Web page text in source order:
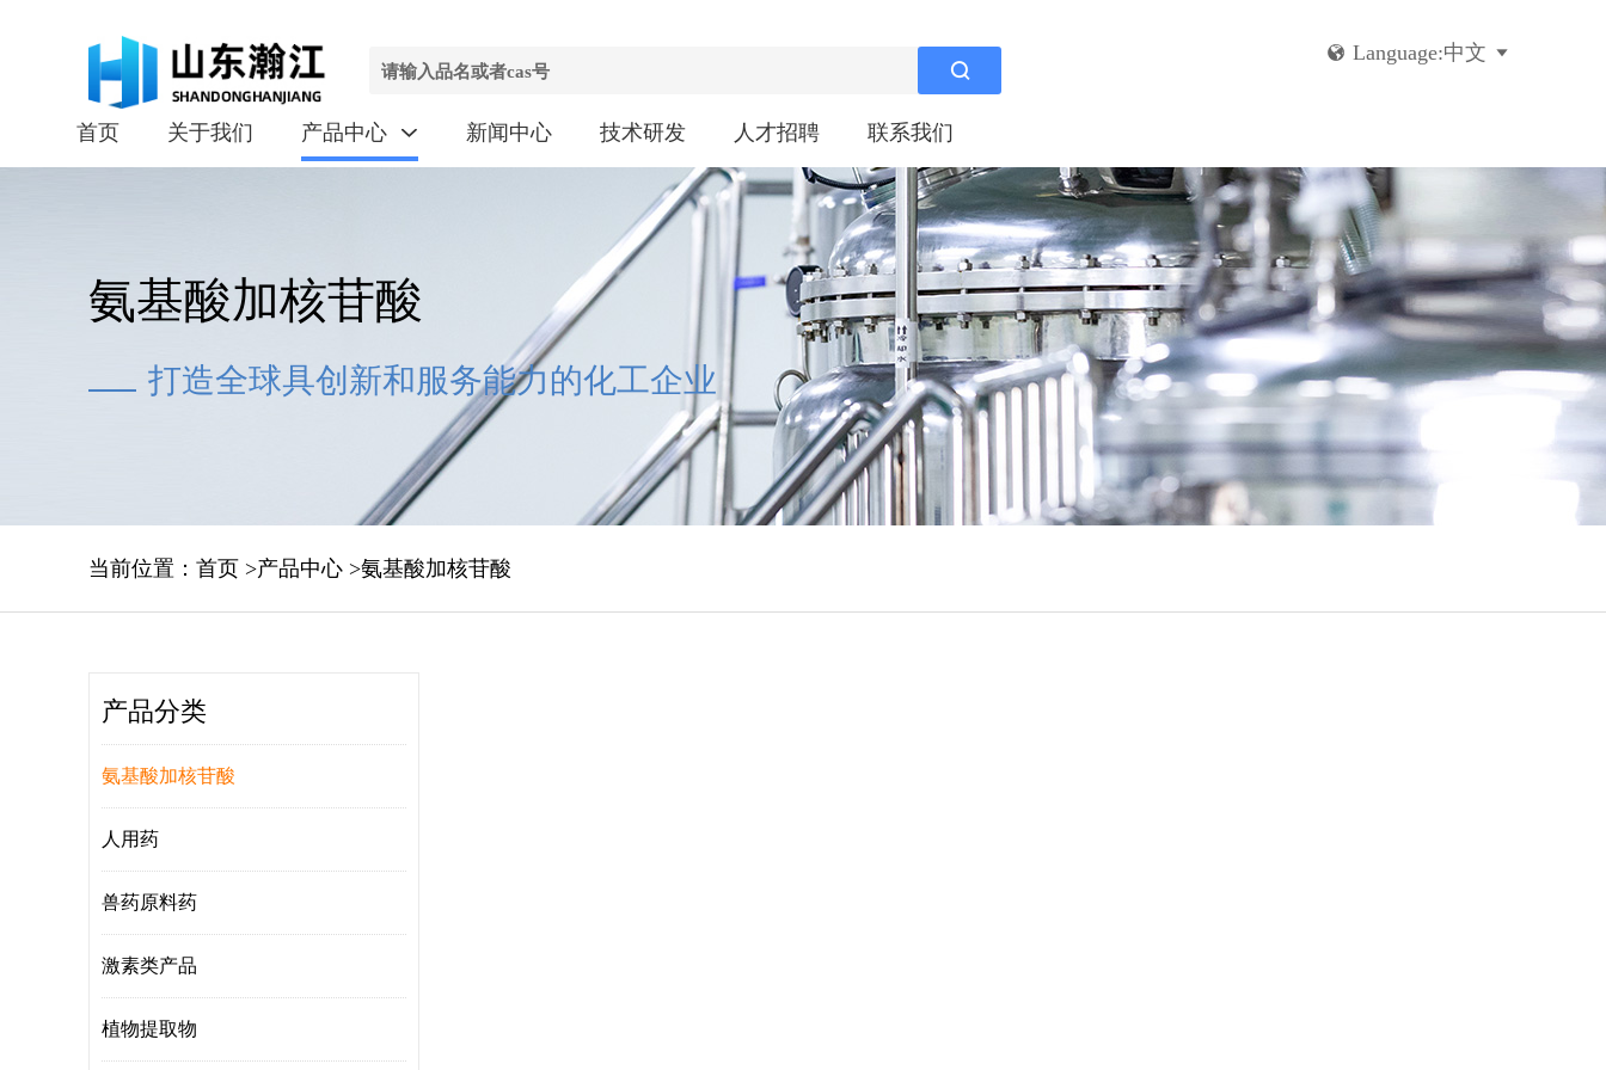

 Language:中文 
首页 关于我们 产品中心  新闻中心 技术研发 人才招聘 联系我们
氨基酸加核苷酸
打造全球具创新和服务能力的化工企业
当前位置： 首页 >产品中心 >氨基酸加核苷酸
产品分类
氨基酸加核苷酸
人用药
兽药原料药
激素类产品
植物提取物